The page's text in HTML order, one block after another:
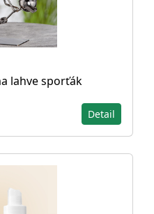
lahve sporťák
Detail